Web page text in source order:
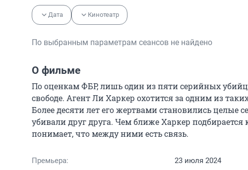
Дата Кинотеатр
По выбранным параметрам сеансов не найдено
О фильме
По оценкам ФБР, лишь один из пяти серийных убийц
свободе. Агент Ли Харкер охотится за одним из
Более десяти лет его жертвами становились
убивали друг друга. Чем ближе Харкер
понимает, что между ними есть связь.
Премьера: 23 июля 2024